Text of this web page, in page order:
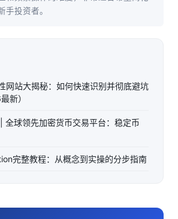
手投资者。
网站大揭秘：如何快速识别并彻底避坑
新）
全球领先加密货币交易平台：稳定币
完整教程：从概念到实操的分步指南